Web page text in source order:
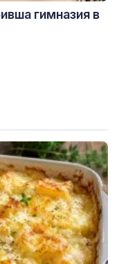
гимназия в